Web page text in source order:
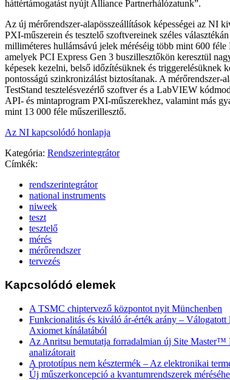
háttértámogatást nyújt Alliance Partnerhálózatunk”.
Az új mérőrendszer-alapösszeállítások képességei az NI
PXI-műszerein és tesztelő szoftvereinek széles
milliméteres hullámsávú jelek méréséig több mint 600
amelyek PCI Express Gen 3 buszillesztőkön keresztül
képesek kezelni, belső időzítésüknek és triggerelésüknek
pontosságú szinkronizálást biztosítanak. A mérőrendszer-
TestStand tesztelésvezérlő szoftver és a LabVIEW
API- és mintaprogram PXI-műszerekhez, valamint más
mint 13 000 féle műszerillesztő.
Az NI kapcsolódó honlapja
Kategória: Rendszerintegrátor
Címkék:
rendszerintegrátor
national instruments
niweek
teszt
tesztelő
mérés
mérőrendszer
tervezés
Kapcsolódó elemek
A TSMC chiptervező központot nyit Münchenben
Funkcionalitás és kiváló ár-érték arány – Válogatott
Axiomet kínálatából
Az Anritsu bemutatja forradalmian új Site Master™
analizátorait
A prototípus nem késztermék – Az elektronikai
Új műszerkoncepció a kvantumrendszerek